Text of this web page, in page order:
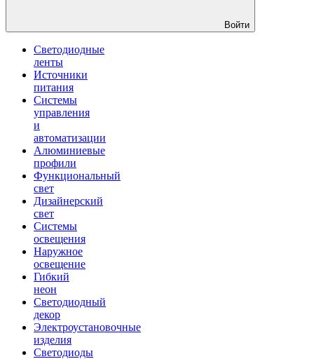
Войти
Светодиодные
ленты
Источники
питания
Системы
управления
и
автоматизации
Алюминиевые
профили
Функциональный
свет
Дизайнерский
свет
Системы
освещения
Наружное
освещение
Гибкий
неон
Светодиодный
декор
Электроустановочные
изделия
Светодиоды